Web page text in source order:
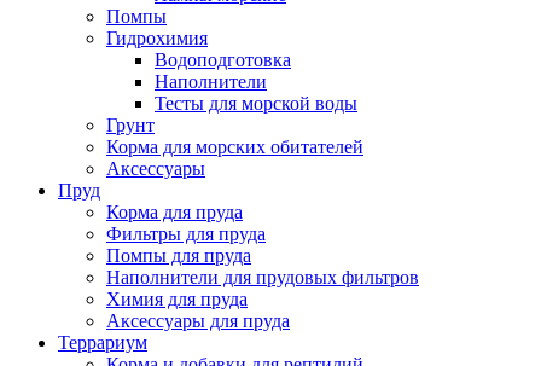
Помпы
Гидрохимия
Водоподготовка
Наполнители
Тесты для морской воды
Грунт
Корма для морских обитателей
Аксессуары
Пруд
Корма для пруда
Фильтры для пруда
Помпы для пруда
Наполнители для прудовых фильтров
Химия для пруда
Аксессуары для пруда
Террариум